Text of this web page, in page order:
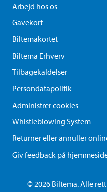
Arbejd hos os
Gavekort
Biltemakortet
Biltema Erhverv
Tilbagekaldelser
Persondatapolitik
Administrer cookies
Whistleblowing System
Returner eller annuller
Giv feedback på
© 2026 Biltema. Alle